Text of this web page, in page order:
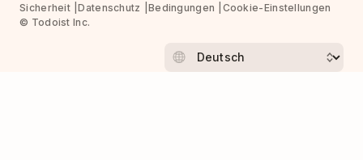
Sicherheit Datenschutz Bedingungen
Cookie-Einstellungen
© Todoist Inc.